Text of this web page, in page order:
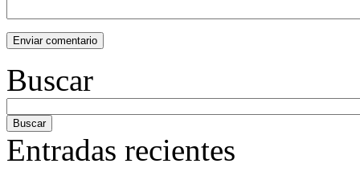
Buscar
Entradas recientes